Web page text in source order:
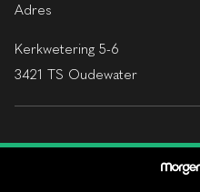
Adres
Kerkwetering 5-6
3421 TS Oudewater